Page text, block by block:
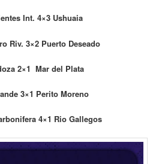
Int. 4×3 Ushuaia
Riv. 3×2 Puerto Deseado
2×1 Mar del Plata
3×1 Perito Moreno
4×1 Rio Gallegos